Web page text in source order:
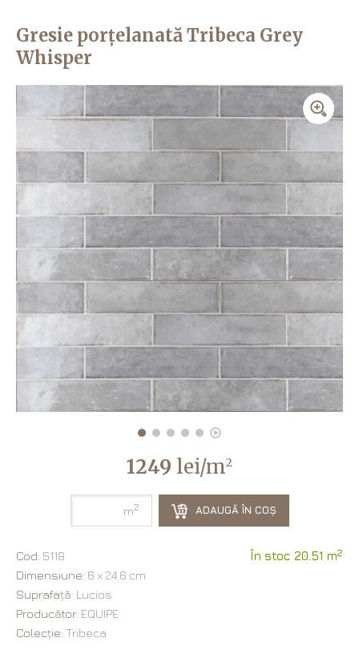
Gresie porțelanată Tribeca Grey
Whisper
1249 lei/m2
m2 ADAUGĂ ÎN COȘ
Cod: 5118 În stoc 20.51 m2
Dimensiune: 6 х 24.6 cm
Suprafață: Lucios
Producător: EQUIPE
Colecție: Tribeca